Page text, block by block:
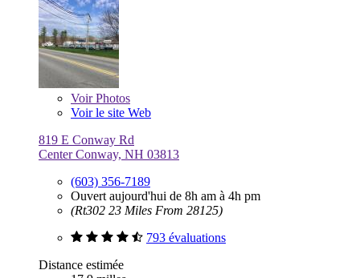
VoirPhotos
Voir le site Web
819 E Conway Rd
Center Conway, NH 03813
(603) 356-7189
Ouvert aujourd'hui de 8h am à 4h pm
(Rt302 23 Miles From 28125)
793 évaluations
Distance estimée